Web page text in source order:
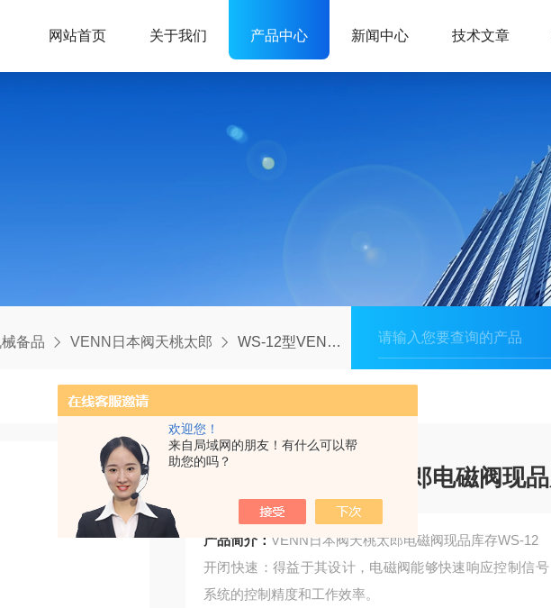
欢迎您！
来自局域网的朋友！有什么可以帮
助您的吗？
网站首页 关于我们 产品中心 新闻中心 技术文章
备品 VENN日本阀天桃太郎 WS-12型VENN日本阀天桃太郎电磁阀现品库存WS-12
VENN日本阀天桃太郎电磁阀现
产品简介： VENN日本阀天桃太郎电磁阀现品库存WS-12
开闭快速：得益于其设计，电磁阀能够快速响应控制信
系统的控制精度和工作效率。